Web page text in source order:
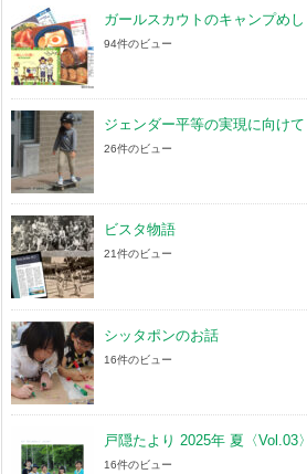
ガールスカウトのキャンプめ
94件のビュー
ジェンダー平等の実現に向け
26件のビュー
ビスタ物語
21件のビュー
シッタポンのお話
16件のビュー
戸隠たより 2025年 夏〈Vol.03〉
16件のビュー